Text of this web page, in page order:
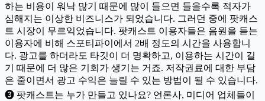
하는 비용이 워낙 많기 때문에 많이 들으면 들을수록 적자가
심해지는 이상한 비즈니스가 되었습니다. 그러던 중에 팟캐스
트 시장이 무르익었습니다. 팟캐스트 이용자들은 음원을 듣는
이용자에 비해 스포티파이에서 2배 정도의 시간을 사용합니
다. 광고를 하더라도 타깃이 더 명확하고, 이용하는 시간이 길
기 때문에 더 많은 기회가 생기는 거죠. 저작권료에 대한 부담
은 줄이면서 광고 수익은 늘릴 수 있는 방법이 될 수 있습니다.
❸ 팟캐스트는 누가 만들고 있나요? 언론사, 미디어 업체들이